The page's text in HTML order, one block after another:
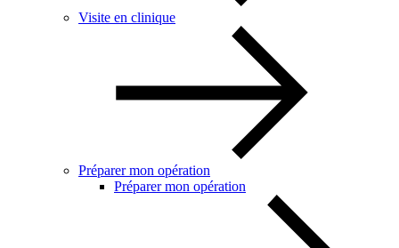
Visite en clinique
Préparer mon opération
Préparer mon opération